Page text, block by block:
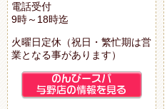
電話受付
9時～18時迄
火曜日定休（祝日・繁忙期は営
業となる事があります）